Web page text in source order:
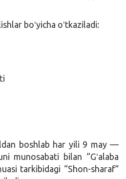
boʻyicha oʻtkaziladi:
boshlab har yili 9 may —
munosabati bilan “Gʻalaba
tarkibidagi “Shon-sharaf”